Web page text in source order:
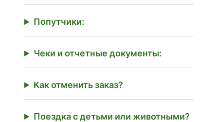
Попутчики:
Чеки и отчетные документы:
Как отменить заказ?
Поездка с детьми или животными?